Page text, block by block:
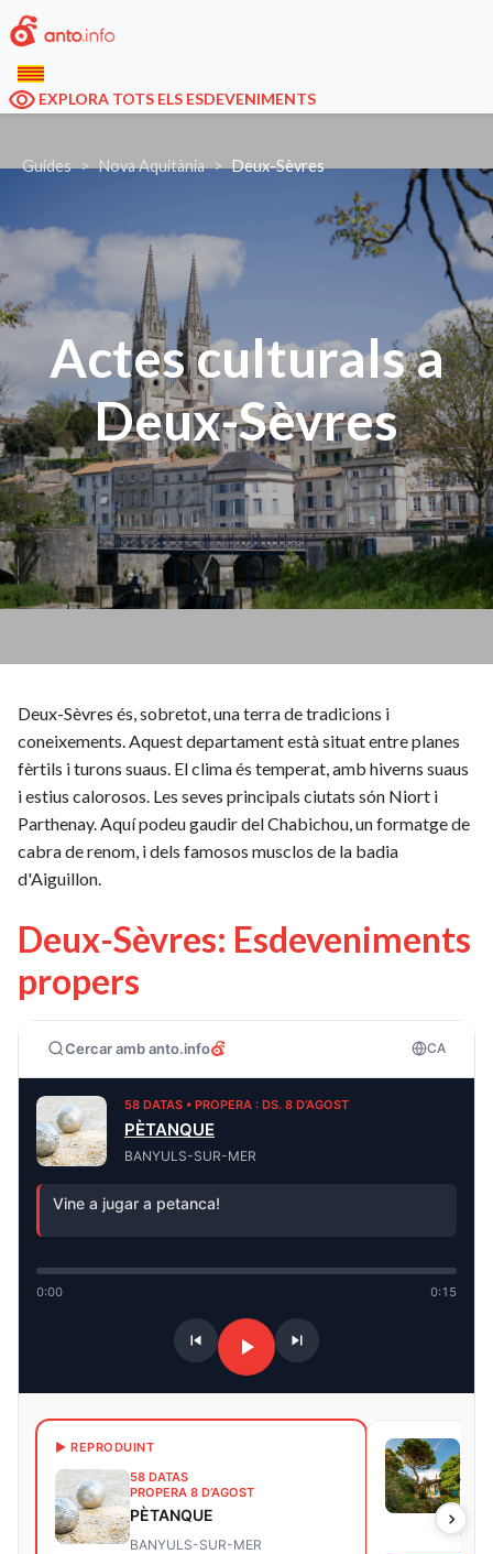
EXPLORA TOTS ELS ESDEVENIMENTS
Guides Nova Aquitània Deux-Sèvres
Actes culturals a
Deux-Sèvres
Deux-Sèvres és, sobretot, una terra de tradicions i
coneixements. Aquest departament està situat entre planes
fèrtils i turons suaus. El clima és temperat, amb hiverns suaus
i estius calorosos. Les seves principals ciutats són Niort i
Parthenay. Aquí podeu gaudir del Chabichou, un formatge de
cabra de renom, i dels famosos musclos de la badia
d'Aiguillon.
Deux-Sèvres: Esdeveniments
propers
Cercar amb anto.info CA
58 DATAS • PROPERA : DS. 8 D’AGOST
PÈTANQUE
BANYULS-SUR-MER
Vine a jugar a petanca!
0:00 0:15
▶ REPRODUINT
58 DATAS
PROPERA 8 D’AGOST
PÈTANQUE
BANYULS-SUR-MER
38